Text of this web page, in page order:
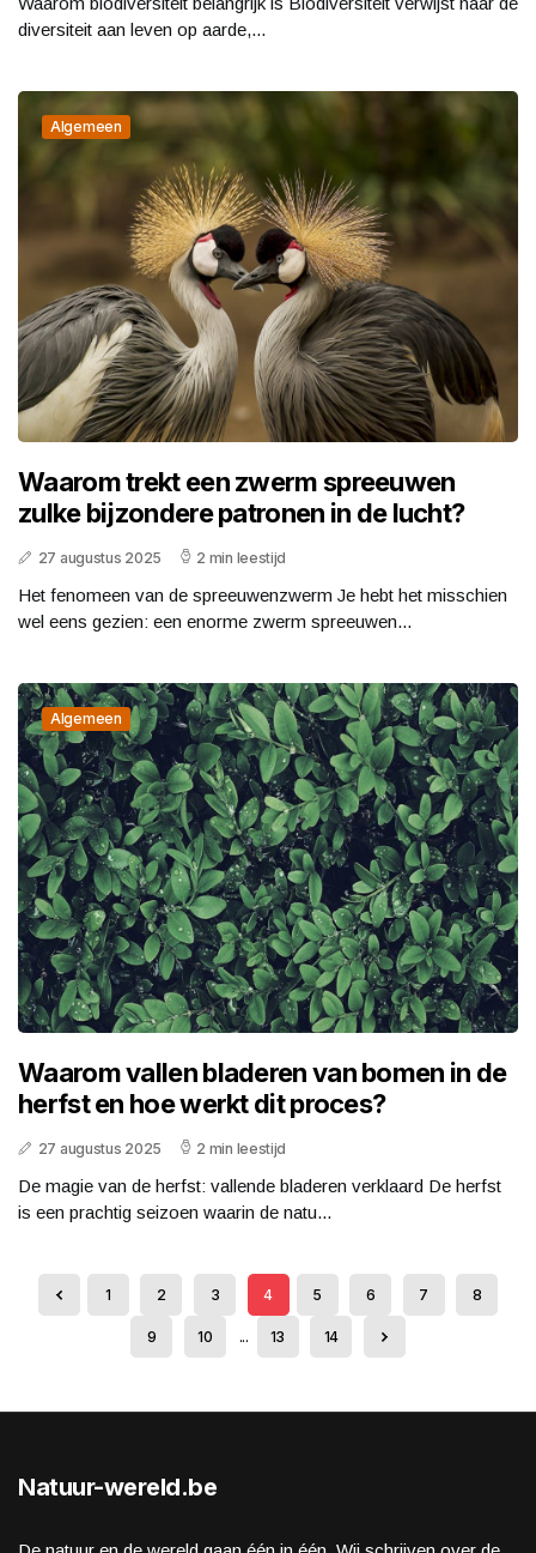
diversiteit aan leven op aarde,...
Algemeen
Waarom trekt een zwerm spreeuwen
zulke bijzondere patronen in de lucht?
27 augustus 2025 2 min leestijd
Het fenomeen van de spreeuwenzwerm Je hebt het misschien
wel eens gezien: een enorme zwerm spreeuwen...
Algemeen
Waarom vallen bladeren van bomen in de
herfst en hoe werkt dit proces?
27 augustus 2025 2 min leestijd
De magie van de herfst: vallende bladeren verklaard De herfst
is een prachtig seizoen waarin de natu...
1 2 3 4 5 6 7 8
9 10 ... 13 14
Natuur-wereld.be